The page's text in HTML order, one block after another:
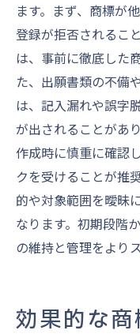
ます。まず、商標が
登録が拒否されるこ
は、事前に徹底した
た、出願書類の不備
は、記入漏れや誤字
が出されることがあ
作成時に慎重に確認
クを受けることが推
的や対象範囲を曖昧
なります。初期段階
の維持と管理をより
効果的な